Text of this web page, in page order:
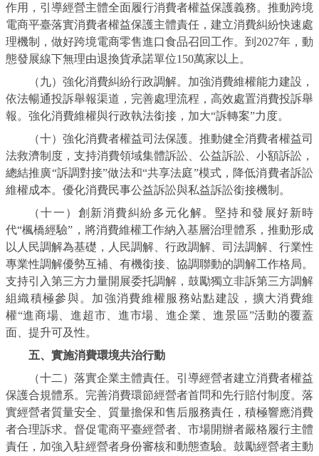
作用，引導經營主體全面履行消費者權益保護義務。推動跨境
電商平臺落實消費者權益保護主體責任，建立消費糾紛快速處
理機制，做好跨境電商零售進口食品召回工作。到2027年，動
態發展線下無理由退換貨承諾單位150萬家以上。
（九）強化消費糾紛行政調解。加強消費維權能力建設，
依法暢通投訴舉報渠道，完善處理流程，高效處置消費投訴舉
報。強化消費維權與行政執法銜接，加大“訴轉案”力度。
（十）強化消費者權益司法保護。推動健全消費者權益司
法救濟制度，支持消費領域集體訴訟、公益訴訟、小額訴訟，
總結推廣“訴調對接”做法和“共享法庭”模式，降低消費者訴訟
維權成本。優化消費民事公益訴訟與私益訴訟銜接機制。
（十一）創新消費糾紛多元化解。堅持和發展好新時
代“楓橋經驗”，將消費維權工作納入基層治理體系，推動形成
以人民調解為基礎，人民調解、行政調解、司法調解、行業性
專業性調解優勢互補、有機銜接、協調聯動的調解工作格局。
支持引入第三方力量開展委托調解，鼓勵獨立非訴第三方調解
組織積極參與。加強消費維權服務站點建設，擴大消費維
權“進商場、進超市、進市場、進企業、進景區”活動的覆蓋
面、提升可及性。
五、實施消費環境共治行動
（十二）落實企業主體責任。引導經營者建立消費者權益
保護合規體系。完善消費環節經營者首問和先行賠付制度。落
實經營者質量安全、質量擔保和售后服務責任，積極響應消費
者合理訴求。督促電商平臺經營者、市場開辦者嚴格履行主體
責任，加強入駐經營者身份審核和動態查驗。鼓勵經營者主動